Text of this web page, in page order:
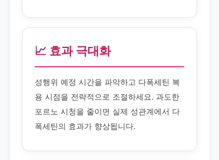
📈 효과 극대화
성행위 예정 시간을 파악하고 다폭세틴 복
용 시점을 전략적으로 조절하세요. 과도한
포르노 시청을 줄이면 실제 성관계에서 다
폭세틴의 효과가 향상됩니다.